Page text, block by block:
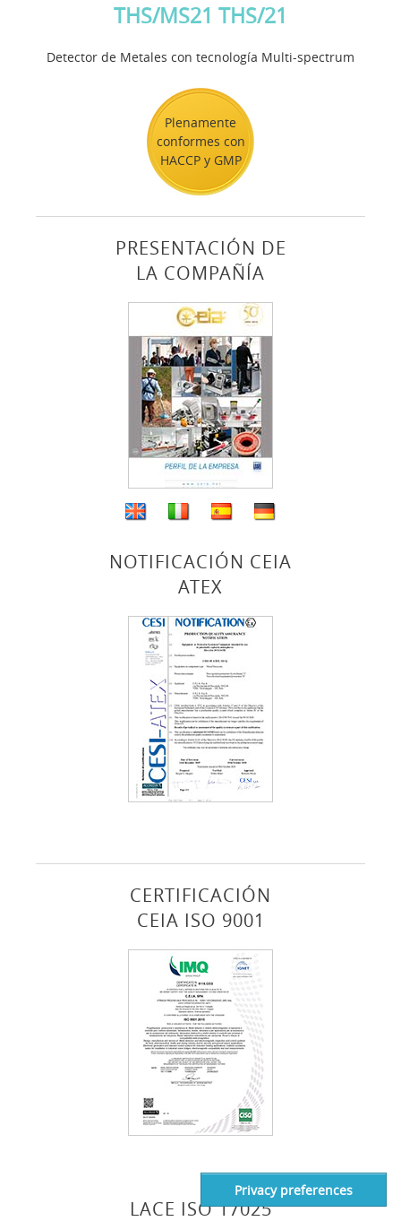
THS/MS21 THS/21
Detector de Metales con tecnología Multi-spectrum
Plenamente
conformes con
HACCP y GMP
PRESENTACIÓN DE
LA COMPAÑÍA
NOTIFICACIÓN CEIA
ATEX
CERTIFICACIÓN
CEIA ISO 9001
LACE ISO 17025